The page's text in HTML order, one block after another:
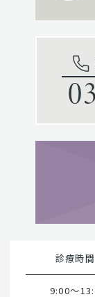
診療時間
9:00～